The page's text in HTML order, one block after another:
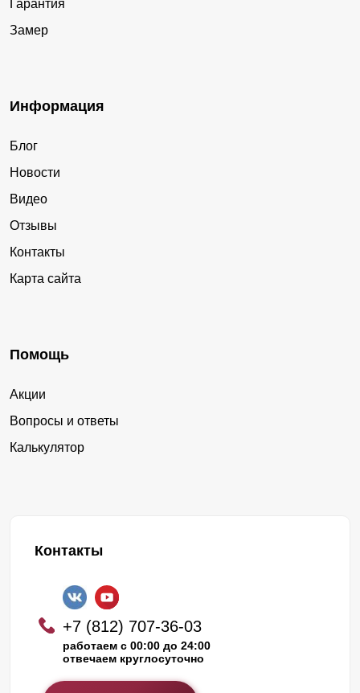
Гарантия
Замер
Информация
Блог
Новости
Видео
Отзывы
Контакты
Карта сайта
Помощь
Акции
Вопросы и ответы
Калькулятор
Контакты
+7 (812) 707-36-03
работаем с 00:00 до 24:00
отвечаем круглосуточно